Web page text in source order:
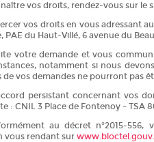
vos droits, rendez-vous sur le
vos droits en vous adressant
PAE du Haut-Villé, 6 avenue du
votre demande et vous
notamment si nous
de vos demandes ne pourront pas
persistant concernant vos
: CNIL 3 Place de Fontenoy – TSA
au décret n°2015-556,
vous rendant sur